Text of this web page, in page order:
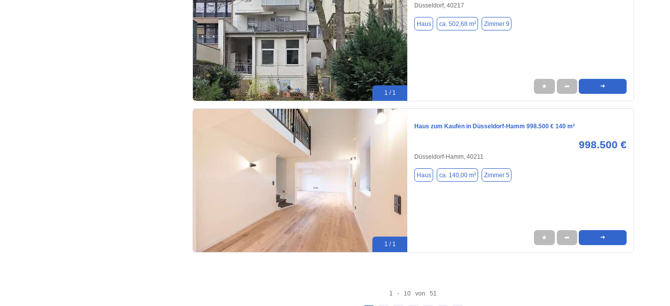
1 / 1
Düsseldorf, 40217
Haus ca. 502,68 m² Zimmer 9
★ ➦ ➜
1 / 1
Haus zum Kaufen in Düsseldorf-Hamm 998.500 € 140 m²
998.500 €
Düsseldorf-Hamm, 40211
Haus ca. 140,00 m² Zimmer 5
★ ➦ ➜
1 - 10 von 51